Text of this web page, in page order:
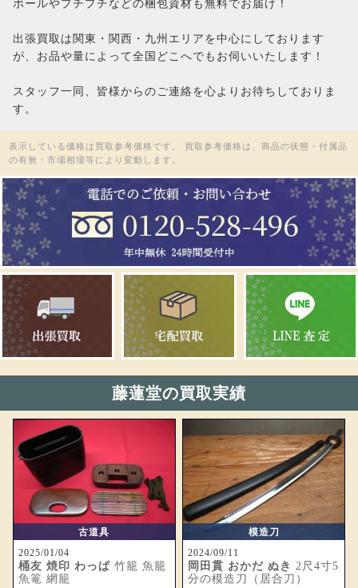
ボールやプチプチなどの梱包資材も無料でお届け！
出張買取は関東・関西・九州エリアを中心にしております
が、お品や量によって全国どこへでもお伺いいたします！
スタッフ一同、皆様からのご連絡を心よりお待ちしておりま
す。
表示している価格は買取参考価格です。 買取参考価格は、商品の状態・付属品
の有無・市場相場等により変動します。
藤蓮堂の買取実績
古道具
2025/01/04
桶友 焼印 わっぱ竹籠 魚籠
魚篭 網籠
模造刀
2024/09/11
岡田貫 おかだ ぬき 2尺4寸5
分の模造刀（居合刀）